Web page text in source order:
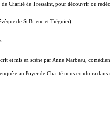
Charité de Tressaint, pour découvrir ou
de St Brieuc et Tréguier)
et mis en scène par Anne Marbeau,
au Foyer de Charité nous conduira dans